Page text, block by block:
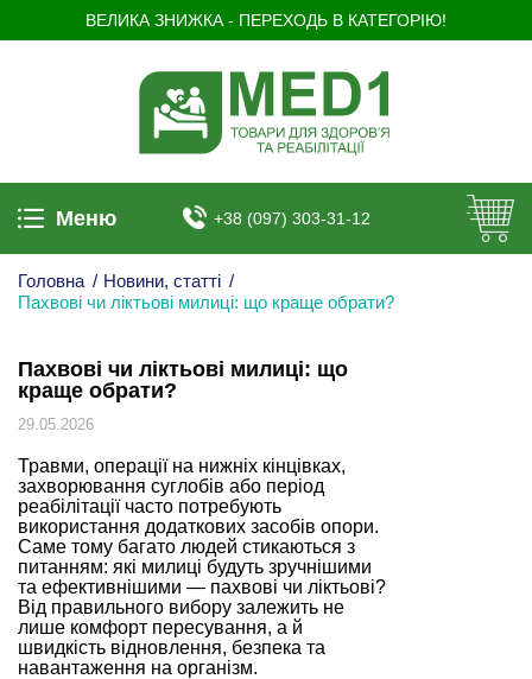
ВЕЛИКА ЗНИЖКА - ПЕРЕХОДЬ В КАТЕГОРІЮ!
Меню +38 (097) 303-31-12
Головна / Новини, статті /
Пахвові чи ліктьові милиці: що краще обрати?
Пахвові чи ліктьові милиці: що
краще обрати?
29.05.2026
Травми, операції на нижніх кінцівках,
захворювання суглобів або період
реабілітації часто потребують
використання додаткових засобів опори.
Саме тому багато людей стикаються з
питанням: які милиці будуть зручнішими
та ефективнішими — пахвові чи ліктьові?
Від правильного вибору залежить не
лише комфорт пересування, а й
швидкість відновлення, безпека та
навантаження на організм.